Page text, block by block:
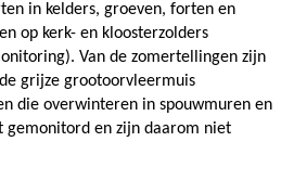
in kelders, groeven, forten en
op kerk- en kloosterzolders
Van de zomertellingen zijn
grijze grootoorvleermuis
die overwinteren in spouwmuren en
gemonitord en zijn daarom niet